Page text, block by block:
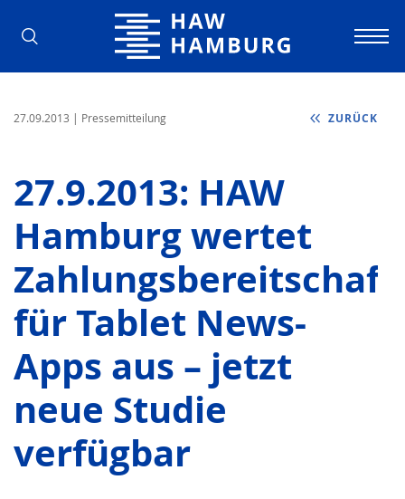
Hochschule für Angewandte
27.09.2013 | Pressemitteilung ZURÜCK
27.9.2013: HAW
Hamburg wertet
Zahlungsbereitschaft
für Tablet News-
Apps aus – jetzt
neue Studie
verfügbar